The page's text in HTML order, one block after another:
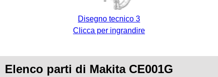
Disegno tecnico 3
Clicca per ingrandire
Elenco parti di Makita CE001G